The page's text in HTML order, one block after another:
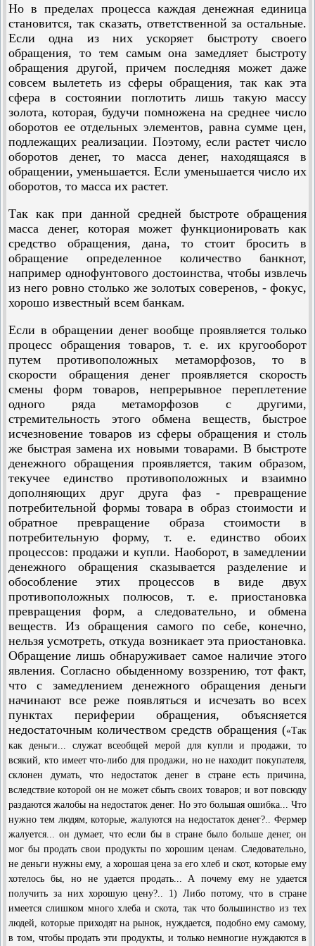
Но в пределах процесса каждая денежная единица
становится, так сказать, ответственной за остальные.
Если одна из них ускоряет быстроту своего
обращения, то тем самым она замедляет быстроту
обращения другой, причем последняя может даже
совсем вылететь из сферы обращения, так как эта
сфера в состоянии поглотить лишь такую массу
золота, которая, будучи помножена на среднее число
оборотов ее отдельных элементов, равна сумме цен,
подлежащих реализации. Поэтому, если растет число
оборотов денег, то масса денег, находящаяся в
обращении, уменьшается. Если уменьшается число их
оборотов, то масса их растет.
Так как при данной средней быстроте обращения
масса денег, которая может функционировать как
средство обращения, дана, то стоит бросить в
обращение определенное количество банкнот,
например однофунтового достоинства, чтобы извлечь
из него ровно столько же золотых соверенов, - фокус,
хорошо известный всем банкам.
Если в обращении денег вообще проявляется только
процесс обращения товаров, т. е. их кругооборот
путем противоположных метаморфозов, то в
скорости обращения денег проявляется скорость
смены форм товаров, непрерывное переплетение
одного ряда метаморфозов с другими,
стремительность этого обмена веществ, быстрое
исчезновение товаров из сферы обращения и столь
же быстрая замена их новыми товарами. В быстроте
денежного обращения проявляется, таким образом,
текучее единство противоположных и взаимно
дополняющих друг друга фаз - превращение
потребительной формы товара в образ стоимости и
обратное превращение образа стоимости в
потребительную форму, т. е. единство обоих
процессов: продажи и купли. Наоборот, в замедлении
денежного обращения сказывается разделение и
обособление этих процессов в виде двух
противоположных полюсов, т. е. приостановка
превращения форм, а следовательно, и обмена
веществ. Из обращения самого по себе, конечно,
нельзя усмотреть, откуда возникает эта приостановка.
Обращение лишь обнаруживает самое наличие этого
явления. Согласно обыденному воззрению, тот факт,
что с замедлением денежного обращения деньги
начинают все реже появляться и исчезать во всех
пунктах периферии обращения, объясняется
недостаточным количеством средств обращения («Так
как деньги... служат всеобщей мерой для купли и продажи, то
всякий, кто имеет что-либо для продажи, но не находит покупателя,
склонен думать, что недостаток денег в стране есть причина,
вследствие которой он не может сбыть своих товаров; и вот повсюду
раздаются жалобы на недостаток денег. Но это большая ошибка... Что
нужно тем людям, которые, жалуются на недостаток денег?.. Фермер
жалуется... он думает, что если бы в стране было больше денег, он
мог бы продать свои продукты по хорошим ценам. Следовательно,
не деньги нужны ему, а хорошая цена за его хлеб и скот, которые ему
хотелось бы, но не удается продать... А почему ему не удается
получить за них хорошую цену?.. 1) Либо потому, что в стране
имеется слишком много хлеба и скота, так что большинство из тех
людей, которые приходят на рынок, нуждается, подобно ему самому,
в том, чтобы продать эти продукты, и только немногие нуждаются в